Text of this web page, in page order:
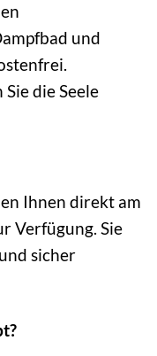
und
Sie die Seele
Ihnen direkt am
Verfügung. Sie
sicher